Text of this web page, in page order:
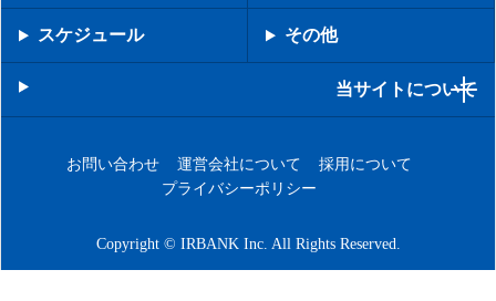
スケジュール その他
当サイトについて
お問い合わせ 運営会社について
採用について
プライバシーポリシー
Copyright © IRBANK Inc. All Rights Reserved.